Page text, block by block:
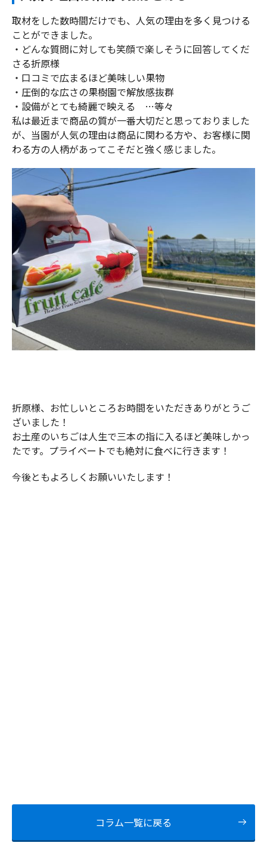
取材をした数時間だけでも、人気の理由を多く見つける
ことができました。
・どんな質問に対しても笑顔で楽しそうに回答してくだ
さる折原様
・口コミで広まるほど美味しい果物
・圧倒的な広さの果樹園で解放感抜群
・設備がとても綺麗で映える …等々
私は最近まで商品の質が一番大切だと思っておりました
が、当園が人気の理由は商品に関わる方や、お客様に関
わる方の人柄があってこそだと強く感じました。
折原様、お忙しいところお時間をいただきありがとうご
ざいました！
お土産のいちごは人生で三本の指に入るほど美味しかっ
たです。プライベートでも絶対に食べに行きます！
今後ともよろしくお願いいたします！
コラム一覧に戻る